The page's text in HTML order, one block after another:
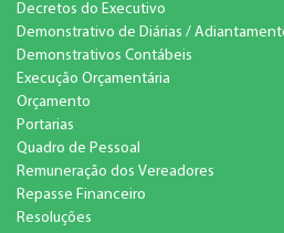
Decretos do Executivo
Demonstrativo de Diárias /
Demonstrativos Contábeis
Execução Orçamentária
Orçamento
Portarias
Quadro de Pessoal
Remuneração dos Vereadores
Repasse Financeiro
Resoluções